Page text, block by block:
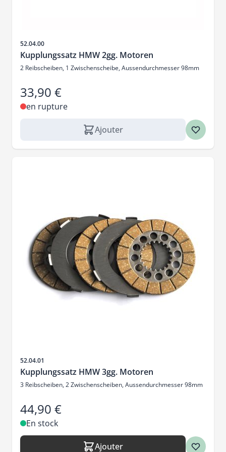
SKU
52.04.00
Kupplungssatz HMW 2gg. Motoren
2 Reibscheiben, 1 Zwischenscheibe, Aussendurchmesser 98mm
33,90 €
en rupture
Ajouter
SKU
52.04.01
Kupplungssatz HMW 3gg. Motoren
3 Reibscheiben, 2 Zwischenscheiben, Aussendurchmesser 98mm
44,90 €
En stock
Ajouter